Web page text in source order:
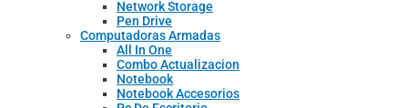
Network Storage
Pen Drive
Computadoras Armadas
All In One
Combo Actualizacion
Notebook
Notebook Accesorios